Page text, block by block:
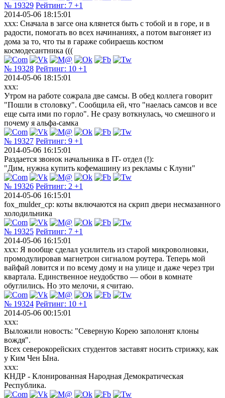
№ 19329 Рейтинг: 7 +1
2014-05-06 18:15:01
xxx: Сначала в загсе она клянется быть с тобой и в горе, и в
радости, помогать во всех начинаниях, а потом выгоняет из
дома за то, что ты в гараже собираешь костюм
космодесантника (((
№ 19328 Рейтинг: 10 +1
2014-05-06 18:15:01
xxx:
Утром на работе сожрала две самсы. В обед коллега говорит
"Пошли в столовку". Сообщила ей, что "наелась самсов и все
еще сыта ими по горло". Не сразу воткнулась, чо смешного и
почему я альфа-самка
№ 19327 Рейтинг: 9 +1
2014-05-06 16:15:01
Раздается звонок начальника в IT- отдел (!):
"Дим, нужна купить кофемашину из рекламы с Клуни"
№ 19326 Рейтинг: 2 +1
2014-05-06 16:15:01
fox_mulder_cp: коты включаются на скрип двери несмазанного
холодильника
№ 19325 Рейтинг: 7 +1
2014-05-06 16:15:01
xxx: Я вообще сделал усилитель из старой микроволновки,
промодулировав магнетрон сигналом роутера. Теперь мой
вайфай ловится и по всему дому и на улице и даже через три
квартала. Единственное неудобство — обои в комнате
обуглились. Но это мелочи, я считаю.
№ 19324 Рейтинг: 10 +1
2014-05-06 00:15:01
xxx:
Выложили новость: "Северную Корею заполонят клоны
вождя".
Всех северокорейских студентов заставят носить стрижку, как
у Ким Чен Ына.
xxx:
КНДР - Клонированная Народная Демократическая
Республика.